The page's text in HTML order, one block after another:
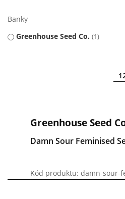
Banky
Greenhouse Seed Co. 1
Greenhouse Seed
Damn Sour Feminised
Kód produktu: damn-sour-